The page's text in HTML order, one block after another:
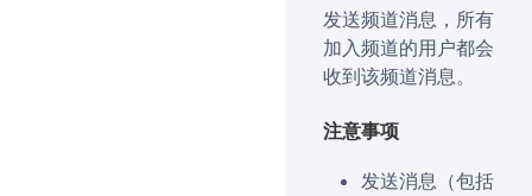
发送频道消息，所有
加入频道的用户都会
收到该频道消息。
注意事项
发送消息（包括